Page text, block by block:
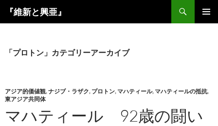
キ
ッ
プ
『維新と興亜』
「プロトン」カテゴリーアーカイブ
アジア的価値観,ナジブ・ラザク, プロトン, マハティール, マハティールの抵抗,
東アジア共同体
マハティール 92歳の闘い